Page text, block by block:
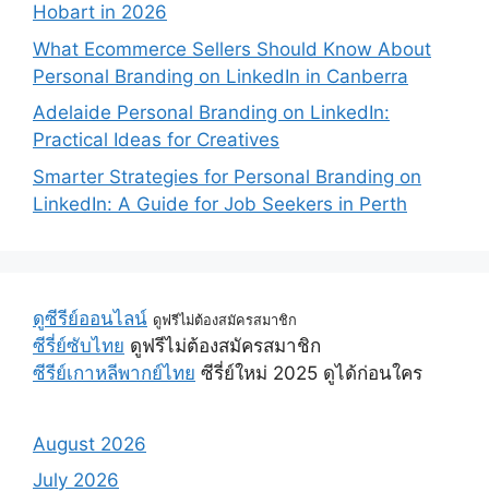
Hobart in 2026
What Ecommerce Sellers Should Know About
Personal Branding on LinkedIn in Canberra
Adelaide Personal Branding on LinkedIn:
Practical Ideas for Creatives
Smarter Strategies for Personal Branding on
LinkedIn: A Guide for Job Seekers in Perth
ดูซีรีย์ออนไลน์ ดูฟรีไม่ต้องสมัครสมาชิก
ซีรี่ย์ซับไทย ดูฟรีไม่ต้องสมัครสมาชิก
ซีรีย์เกาหลีพากย์ไทย ซีรี่ย์ใหม่ 2025 ดูได้ก่อนใคร
August 2026
July 2026